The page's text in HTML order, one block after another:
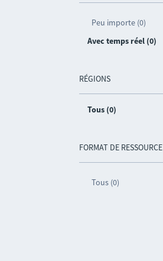
Peu importe (0)
Avec temps réel (0)
RÉGIONS
Tous (0)
FORMAT DE RESSOURCE
Tous (0)